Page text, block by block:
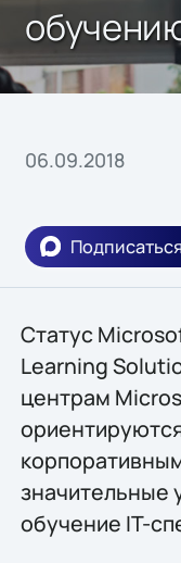
06.09.2018
Статус
Learning
центрам
значительные
обучение IT-